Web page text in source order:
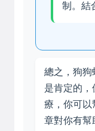
制。結
總之，狗狗
是肯定的
療，你可以
章對你有幫